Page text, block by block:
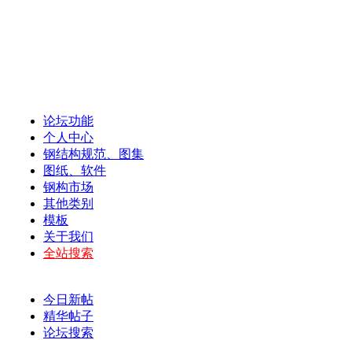
论坛功能
个人中心
钢结构规范、图集
图纸、软件
钢构市场
其他类别
模板
关于我们
全站搜索
今日新帖
精华帖子
论坛搜索